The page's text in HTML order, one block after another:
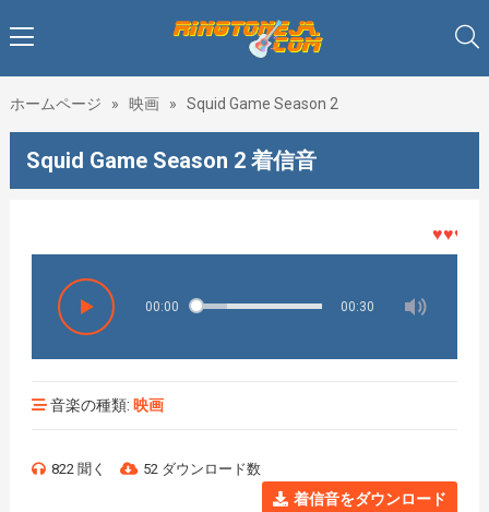
ホームページ » 映画 » Squid Game Season 2
Squid Game Season 2 着信音
♥♥♥着メ
00:00 00:30
音楽の種類: 映画
822 聞く 52 ダウンロード数
着信音をダウンロード